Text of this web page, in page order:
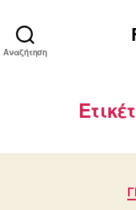
Αναζήτηση